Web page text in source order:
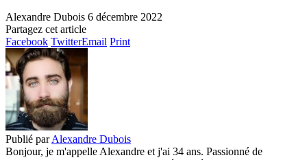
Alexandre Dubois 6 décembre 2022
Partagez cet article
Facebook TwitterEmail Print
Publié par Alexandre Dubois
Bonjour, je m'appelle Alexandre et j'ai 34 ans. Passionné de